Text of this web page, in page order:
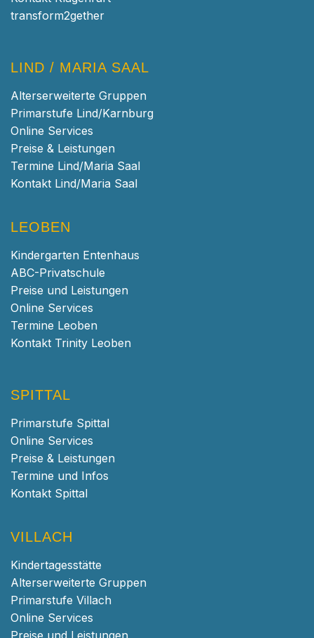
transform2gether
LIND / MARIA SAAL
Alterserweiterte Gruppen
Primarstufe Lind/Karnburg
Online Services
Preise & Leistungen
Termine Lind/Maria Saal
Kontakt Lind/Maria Saal
LEOBEN
Kindergarten Entenhaus
ABC-Privatschule
Preise und Leistungen
Online Services
Termine Leoben
Kontakt Trinity Leoben
SPITTAL
Primarstufe Spittal
Online Services
Preise & Leistungen
Termine und Infos
Kontakt Spittal
VILLACH
Kindertagesstätte
Alterserweiterte Gruppen
Primarstufe Villach
Online Services
Preise und Leistungen